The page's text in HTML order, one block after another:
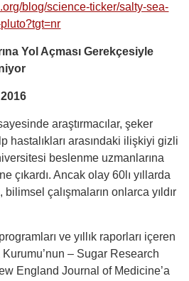
blog/science-ticker/salty-sea-
Yol Açması Gerekçesiyle
araştırmacılar, şeker
hastalıkları arasındaki ilişkiyi gizli
beslenme uzmanlarına
çıkardı. Ancak olay 60lı yıllarda
çalışmaların onlarca yıldır
ve yıllık raporları içeren
– Sugar Research
England Journal of Medicine’a